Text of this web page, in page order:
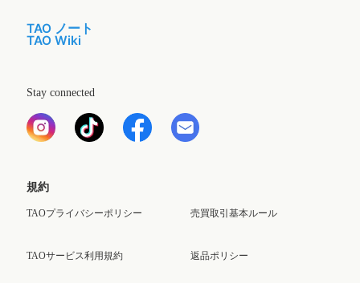
TAO ノート
TAO Wiki
Stay connected
規約
TAOプライバシーポリシー
TAOサービス利用規約
売買取引基本ルール
返品ポリシー